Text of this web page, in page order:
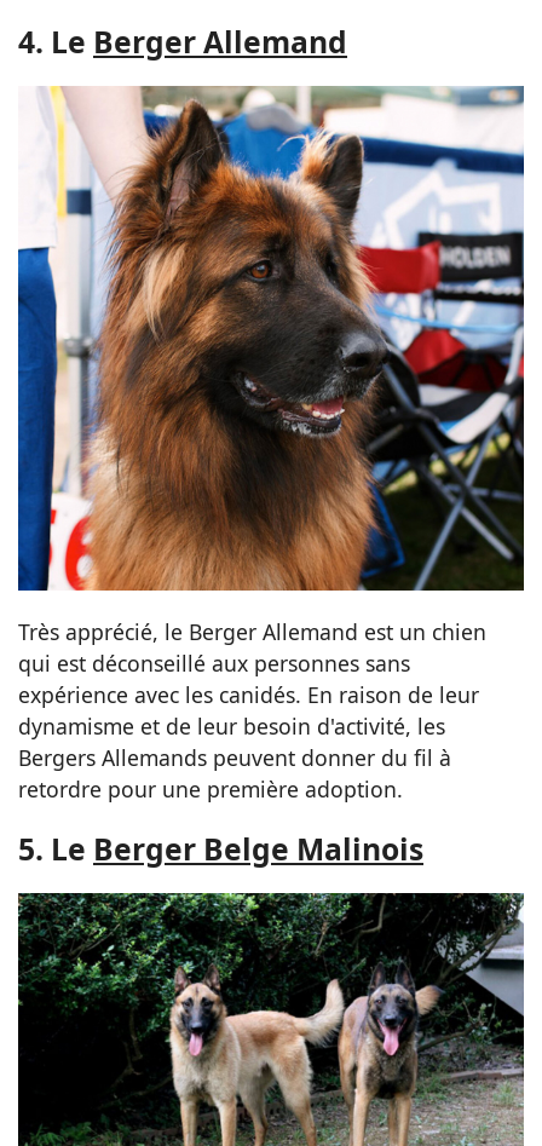
4. Le Berger Allemand
Très apprécié, le Berger Allemand est un chien
qui est déconseillé aux personnes sans
expérience avec les canidés. En raison de leur
dynamisme et de leur besoin d'activité, les
Bergers Allemands peuvent donner du fil à
retordre pour une première adoption.
5. Le Berger Belge Malinois